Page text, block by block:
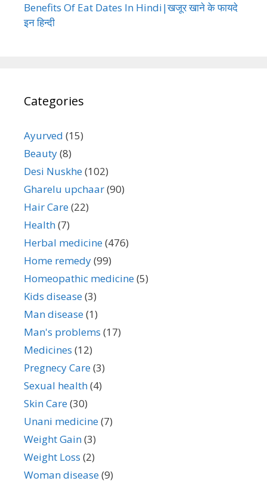
Benefits Of Eat Dates In Hindi|खजूर खाने के फायदे
इन हिन्दी
Categories
Ayurved (15)
Beauty(8)
Desi Nuskhe(102)
Gharelu upchaar(90)
Hair Care(22)
Health(7)
Herbal medicine(476)
Home remedy(99)
Homeopathic medicine(5)
Kids disease(3)
Man disease(1)
Man's problems (17)
Medicines (12)
Pregnecy Care(3)
Sexual health(4)
Skin Care(30)
Unani medicine(7)
Weight Gain(3)
Weight Loss (2)
Woman disease(9)